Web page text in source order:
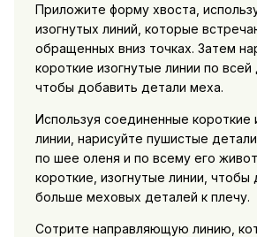
Приложите форму хвоста,
изогнутых линий, которые
обращенных вниз точках. Затем
короткие изогнутые линии по всей
чтобы добавить детали меха.
Используя соединенные короткие
линии, нарисуйте пушистые
по шее оленя и по всему его
короткие, изогнутые линии, чтобы
больше меховых деталей к плечу.
Сотрите направляющую линию,